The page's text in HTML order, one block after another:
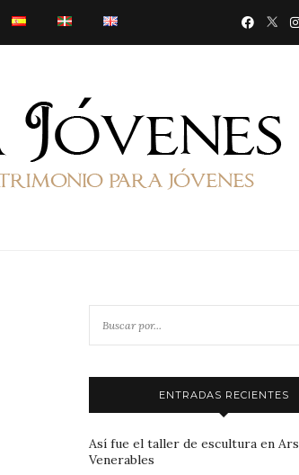
ENTRADAS RECIENTES
Así fue el taller de escultura en Ars
Venerables